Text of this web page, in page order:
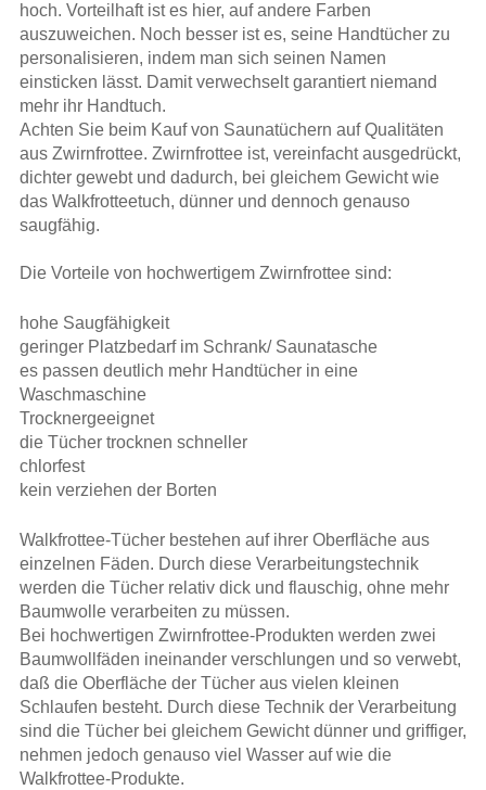
hoch. Vorteilhaft ist es hier, auf andere Farben
auszuweichen. Noch besser ist es, seine Handtücher zu
personalisieren, indem man sich seinen Namen
einsticken lässt. Damit verwechselt garantiert niemand
mehr ihr Handtuch.
Achten Sie beim Kauf von Saunatüchern auf Qualitäten
aus Zwirnfrottee. Zwirnfrottee ist, vereinfacht ausgedrückt,
dichter gewebt und dadurch, bei gleichem Gewicht wie
das Walkfrotteetuch, dünner und dennoch genauso
saugfähig.
Die Vorteile von hochwertigem Zwirnfrotteesind:
hohe Saugfähigkeit
geringer Platzbedarf im Schrank/ Saunatasche
es passen deutlich mehr Handtücher in eine
Waschmaschine
Trocknergeeignet
die Tücher trocknen schneller
chlorfest
kein verziehen der Borten
Walkfrottee-Tücher bestehen auf ihrer Oberfläche aus
einzelnen Fäden. Durch diese Verarbeitungstechnik
werden die Tücher relativ dick und flauschig, ohne mehr
Baumwolle verarbeiten zu müssen.
Bei hochwertigen Zwirnfrottee-Produkten werden zwei
Baumwollfäden ineinander verschlungen und so verwebt,
daß die Oberfläche der Tücher aus vielen kleinen
Schlaufen besteht. Durch diese Technik der Verarbeitung
sind die Tücher bei gleichem Gewicht dünner und griffiger,
nehmen jedoch genauso viel Wasser auf wie die
Walkfrottee-Produkte.